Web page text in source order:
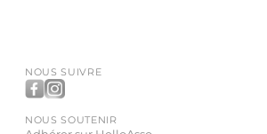
NOUS SUIVRE
NOUS SOUTENIR